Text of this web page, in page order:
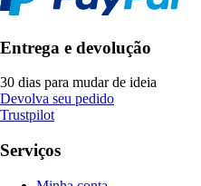
Entrega e devolução
30 dias para mudar de ideia
Devolva seu pedido
Trustpilot
Serviços